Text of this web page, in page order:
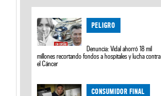
PELIGRO
Denuncia: Vidal ahorró 18 mil
millones recortando fondos a hospitales y lucha contra
el Cáncer
CONSUMIDOR FINAL